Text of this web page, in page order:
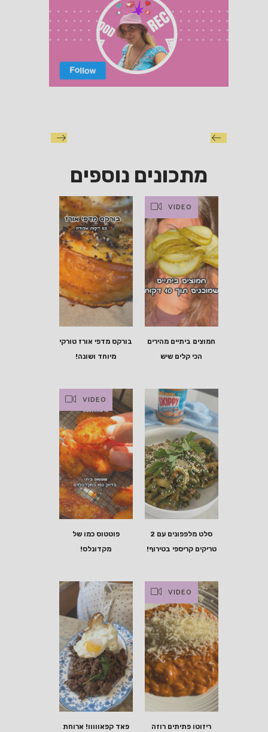
מתכונים נוספים
בורקס מדפי אורז טורקי
מיוחד ושונה!
VIDEO
חמוצים ביתיים מהירים
הכי קלים שיש
VIDEO
פוטטוס כמו של
מקדונלס!
סלט מלפפונים עם 2
טריקים קריספי בטירוף!
פאד קפאווווו! ארוחת
VIDEO
ריזוטו פתיתים רוזה